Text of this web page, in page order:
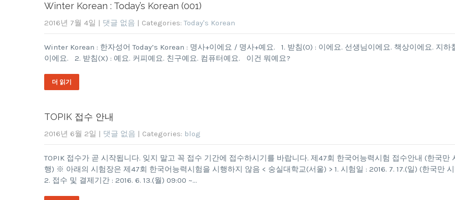
Winter Korean : Today’s Korean (001)
2016년 7월 4일 | 댓글 없음 | Categories:Today's Korean
Winter Korean : 한자성어 Today’s Korean : 명사+이에요 / 명사+예요. 1. 받침(O) : 이에요. 선생님이에요. 책상이에요. 지하
이에요. 2. 받침(X) : 예요. 커피예요. 친구예요. 컴퓨터예요. 이건 뭐예요?
더 읽기
TOPIK 접수 안내
2016년 6월 2일 | 댓글 없음 | Categories: blog
TOPIK 접수가 곧 시작됩니다. 잊지 말고 꼭 접수 기간에 접수하시기를 바랍니다. 제47회 한국어능력시험 접수안내 (한국만
행) ※ 아래의 시험장은 제47회 한국어능력시험을 시행하지 않음 < 숭실대학교(서울) > 1. 시험일 : 2016. 7. 17.(일) (한국만
2. 접수 및 결제기간 : 2016. 6. 13.(월) 09:00 ~…